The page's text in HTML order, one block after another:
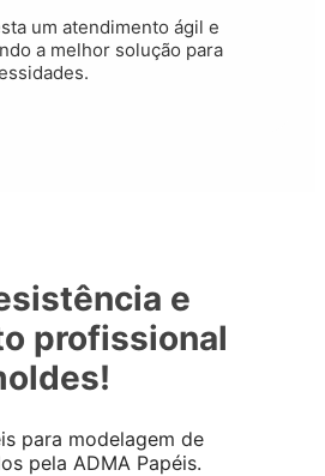
um atendimento ágil e
a melhor solução para
e
profissional
para modelagem de
pela ADMA Papéis.